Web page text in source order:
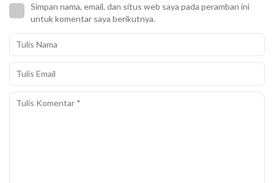
Simpan nama, email, dan situs web saya pada peramban ini
untuk komentar saya berikutnya.